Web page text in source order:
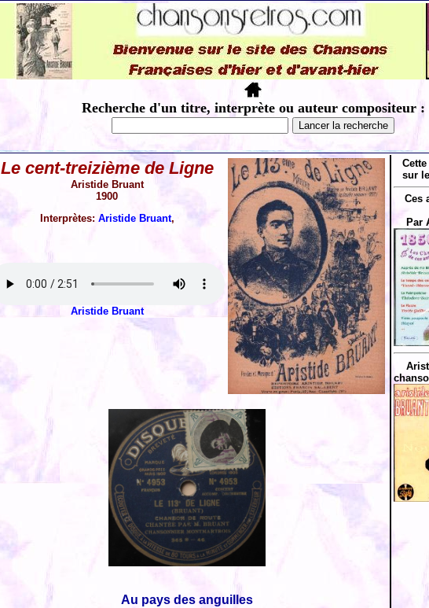
Recherche d'un titre, interprète ou auteur compositeur :
Le cent-treizième de Ligne
Aristide Bruant
1900
Interprètes: Aristide Bruant,
Aristide Bruant
Au pays des anguilles
sur
Ces
Par